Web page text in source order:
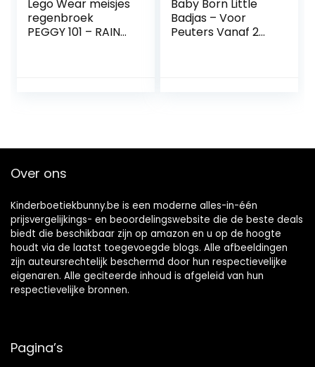
Lego Wear meisjes
regenbroek
PEGGY 101 – RAIN
Baby Born Little
Badjas – Voor
Peuters Vanaf 2
Over ons
Kinderboetiekbunny.be is een moderne alles-in-één
prijsvergelijkings- en beoordelingswebsite die de beste deals
biedt die beschikbaar zijn op amazon en u op de hoogte
houdt via de laatst toegevoegde blogs. Alle afbeeldingen
zijn auteursrechtelijk beschermd door hun respectievelijke
eigenaren. Alle geciteerde inhoud is afgeleid van hun
respectievelijke bronnen.
Pagina’s